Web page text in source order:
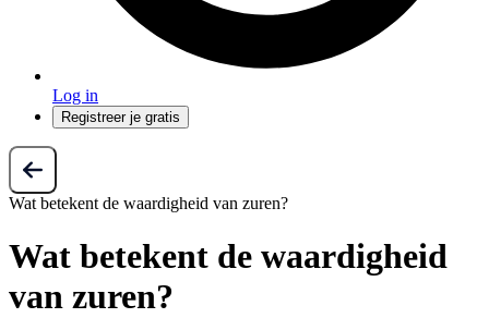
Log in
Registreer je gratis
Wat betekent de waardigheid van zuren?
Wat betekent de waardigheid
van zuren?